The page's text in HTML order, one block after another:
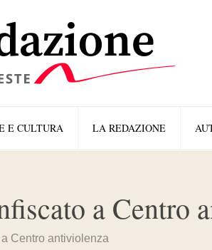
E CULTURA LA REDAZIONE
a Centro
Centro antiviolenza